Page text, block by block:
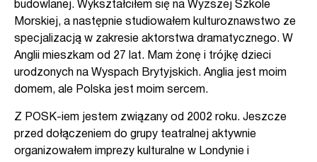
budowlanej. Wykształciłem się na Wyższej Szkole
Morskiej, a następnie studiowałem kulturoznawstwo ze
specjalizacją w zakresie aktorstwa dramatycznego. W
Anglii mieszkam od 27 lat. Mam żonę i trójkę dzieci
urodzonych na Wyspach Brytyjskich. Anglia jest moim
domem, ale Polska jest moim sercem.
Z POSK-iem jestem związany od 2002 roku. Jeszcze
przed dołączeniem do grupy teatralnej aktywnie
organizowałem imprezy kulturalne w Londynie i